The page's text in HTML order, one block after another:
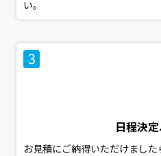
い。
日程決
お見積にご納得いただけまし